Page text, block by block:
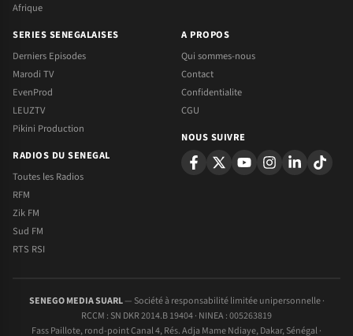
Afrique
SERIES SENEGALAISES
Derniers Episodes
Marodi TV
EvenProd
LEUZTV
Pikini Production
RADIOS DU SENEGAL
Toutes les Radios
RFM
Zik FM
Sud FM
RTS RSI
A PROPOS
Qui sommes-nous
Contact
Confidentialite
CGU
NOUS SUIVRE
SENEGO MEDIA SUARL— Société à responsabilité limitée unipersonnelle ·
RCCM : SN DKR 2014.B 19404 · NINEA : 005263819
Fass Paillote, rond-point Canal 4, Rés. Adja Mame Ndiaye, Dakar, Sénégal ·